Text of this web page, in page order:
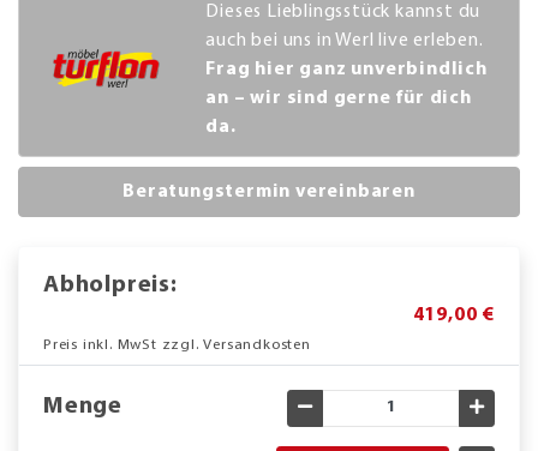
Dieses Lieblingsstück kannst du
auch bei uns in Werl live erleben.
Frag hier ganz unverbindlich
an – wir sind gerne für dich
da.
Beratungstermin vereinbaren
Abholpreis:
419,00 €
Preis inkl. MwSt zzgl. Versandkosten
Menge Gewünschte Menge